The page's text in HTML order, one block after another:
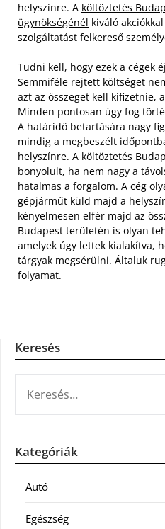
helyszínre. A költöztetés
ügynökségénél kiváló
szolgáltatást felkereső
Tudni kell, hogy ezek a cégek
Semmiféle rejtett költséget
azt az összeget kell kifizetnie,
Minden pontosan úgy fog
A határidő betartására nagy
mindig a megbeszélt
helyszínre. A költöztetés
bonyolult, ha nem nagy a
hatalmas a forgalom. A cég
gépjárműt küld majd a
kényelmesen elfér majd az
Budapest területén is olyan
amelyek úgy lettek kialakítva,
tárgyak megsérülni. Általuk
folyamat.
Keresés
Kategóriák
Autó
Egészség